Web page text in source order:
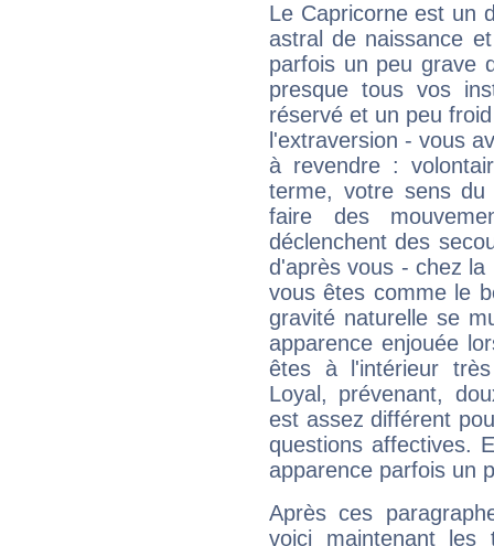
Le Capricorne est un
astral de naissance
parfois un peu grave
presque tous vos
réservé et un peu
l'extraversion - vous
à revendre :
terme, votre sens
faire des
déclenchent des
d'après vous - chez
vous êtes comme le
gravité naturelle se
apparence enjouée
êtes à l'intérieur
Loyal, prévenant,
est assez différent
questions affectives.
apparence parfois un
Après ces
voici maintenant les